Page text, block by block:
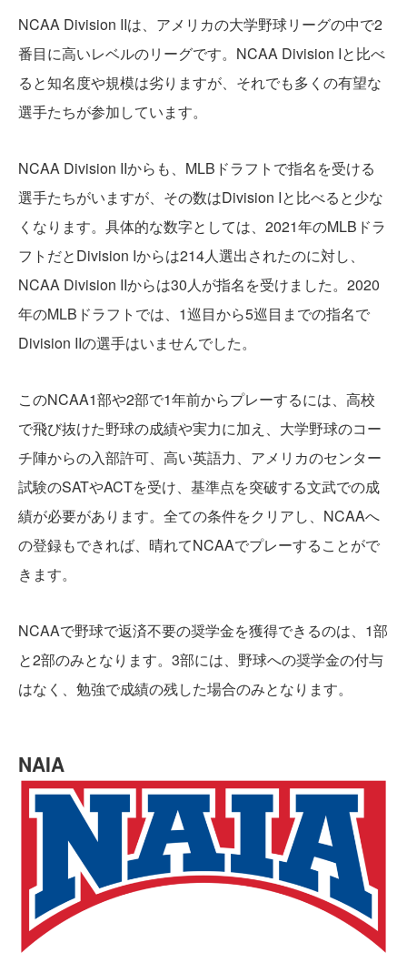
NCAA Division IIは、アメリカの大学野球リーグの中で2
番目に高いレベルのリーグです。NCAA Division Iと比べ
ると知名度や規模は劣りますが、それでも多くの有望な
選手たちが参加しています。
NCAA Division IIからも、MLBドラフトで指名を受ける
選手たちがいますが、その数はDivision Iと比べると少な
くなります。具体的な数字としては、2021年のMLBドラ
フトだとDivision Iからは214人選出されたのに対し、
NCAA Division IIからは30人が指名を受けました。2020
年のMLBドラフトでは、1巡目から5巡目までの指名で
Division IIの選手はいませんでした。
このNCAA1部や2部で1年前からプレーするには、高校
で飛び抜けた野球の成績や実力に加え、大学野球のコー
チ陣からの入部許可、高い英語力、アメリカのセンター
試験のSATやACTを受け、基準点を突破する文武での成
績が必要があります。全ての条件をクリアし、NCAAへ
の登録もできれば、晴れてNCAAでプレーすることがで
きます。
NCAAで野球で返済不要の奨学金を獲得できるのは、1部
と2部のみとなります。3部には、野球への奨学金の付与
はなく、勉強で成績の残した場合のみとなります。
NAIA